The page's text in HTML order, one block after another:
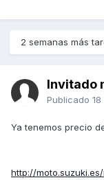
2 semanas más
Invitado
Publicado
Ya tenemos precio
http://